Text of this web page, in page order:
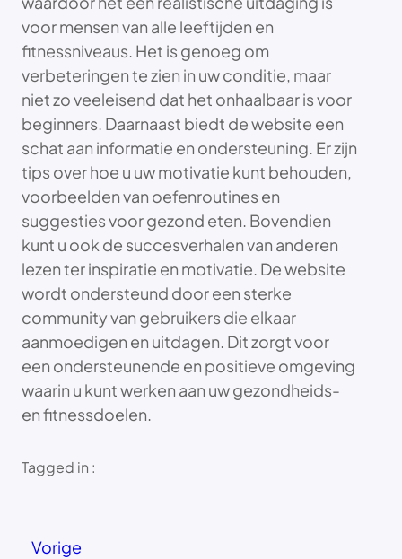
voor mensen van alle leeftijden en
fitnessniveaus. Het is genoeg om
verbeteringen te zien in uw conditie, maar
niet zo veeleisend dat het onhaalbaar is voor
beginners. Daarnaast biedt de website een
schat aan informatie en ondersteuning. Er zijn
tips over hoe u uw motivatie kunt behouden,
voorbeelden van oefenroutines en
suggesties voor gezond eten. Bovendien
kunt u ook de succesverhalen van anderen
lezen ter inspiratie en motivatie. De website
wordt ondersteund door een sterke
community van gebruikers die elkaar
aanmoedigen en uitdagen. Dit zorgt voor
een ondersteunende en positieve omgeving
waarin u kunt werken aan uw gezondheids-
en fitnessdoelen.
Tagged in :
Vorige